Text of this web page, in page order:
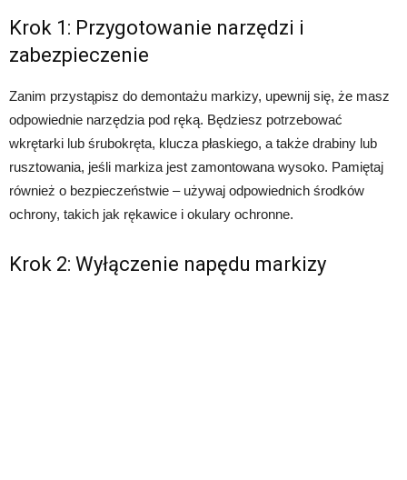
Krok 1: Przygotowanie narzędzi i
zabezpieczenie
Zanim przystąpisz do demontażu markizy, upewnij się, że masz
odpowiednie narzędzia pod ręką. Będziesz potrzebować
wkrętarki lub śrubokręta, klucza płaskiego, a także drabiny lub
rusztowania, jeśli markiza jest zamontowana wysoko. Pamiętaj
również o bezpieczeństwie – używaj odpowiednich środków
ochrony, takich jak rękawice i okulary ochronne.
Krok 2: Wyłączenie napędu markizy